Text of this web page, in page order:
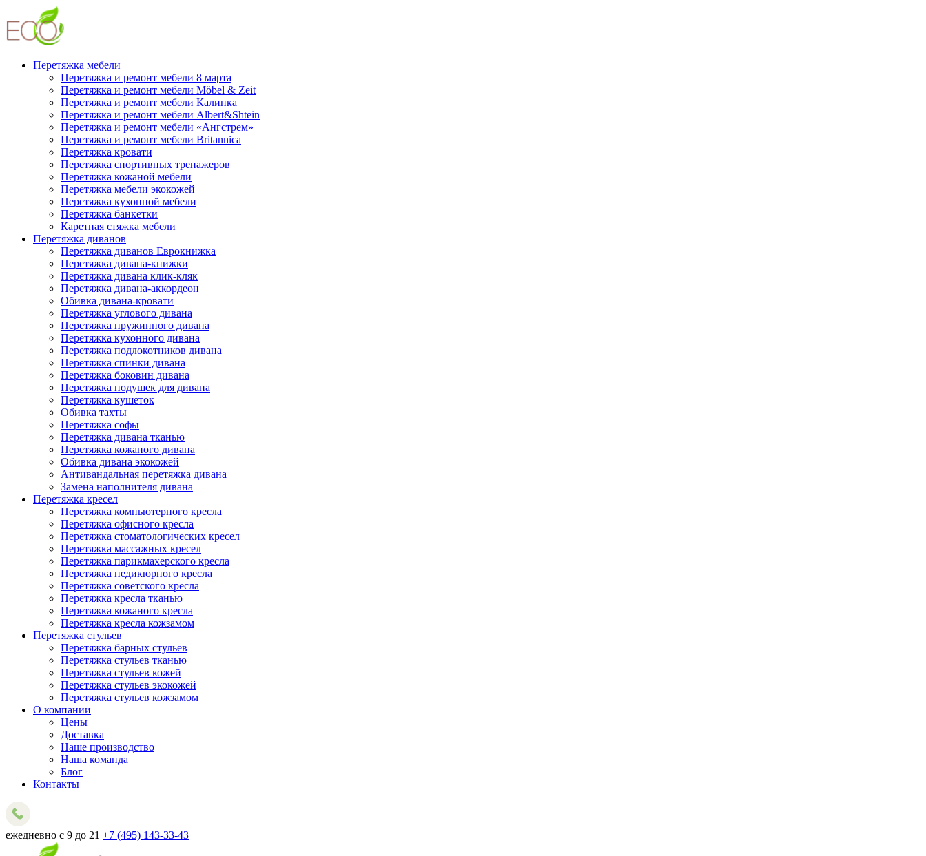
Перетяжка мебели
Перетяжка и ремонт мебели 8 марта
Перетяжка и ремонт мебели Möbel & Zeit
Перетяжка и ремонт мебели Калинка
Перетяжка и ремонт мебели Albert&Shtein
Перетяжка и ремонт мебели «Ангстрем»
Перетяжка и ремонт мебели Britannica
Перетяжка кровати
Перетяжка спортивных тренажеров
Перетяжка кожаной мебели
Перетяжка мебели экокожей
Перетяжка кухонной мебели
Перетяжка банкетки
Каретная стяжка мебели
Перетяжка диванов
Перетяжка диванов Еврокнижка
Перетяжка дивана-книжки
Перетяжка дивана клик-кляк
Перетяжка дивана-аккордеон
Обивка дивана-кровати
Перетяжка углового дивана
Перетяжка пружинного дивана
Перетяжка кухонного дивана
Перетяжка подлокотников дивана
Перетяжка спинки дивана
Перетяжка боковин дивана
Перетяжка подушек для дивана
Перетяжка кушеток
Обивка тахты
Перетяжка софы
Перетяжка дивана тканью
Перетяжка кожаного дивана
Обивка дивана экокожей
Антивандальная перетяжка дивана
Замена наполнителя дивана
Перетяжка кресел
Перетяжка компьютерного кресла
Перетяжка офисного кресла
Перетяжка стоматологических кресел
Перетяжка массажных кресел
Перетяжка парикмахерского кресла
Перетяжка педикюрного кресла
Перетяжка советского кресла
Перетяжка кресла тканью
Перетяжка кожаного кресла
Перетяжка кресла кожзамом
Перетяжка стульев
Перетяжка барных стульев
Перетяжка стульев тканью
Перетяжка стульев кожей
Перетяжка стульев экокожей
Перетяжка стульев кожзамом
О компании
Цены
Доставка
Наше производство
Наша команда
Блог
Контакты
ежедневно с 9 до 21 +7 (495) 143-33-43